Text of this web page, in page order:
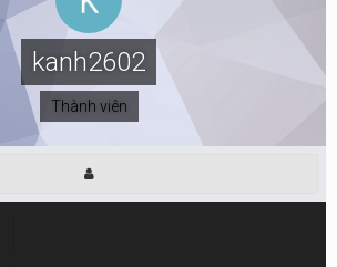
kanh2602
Thành viên